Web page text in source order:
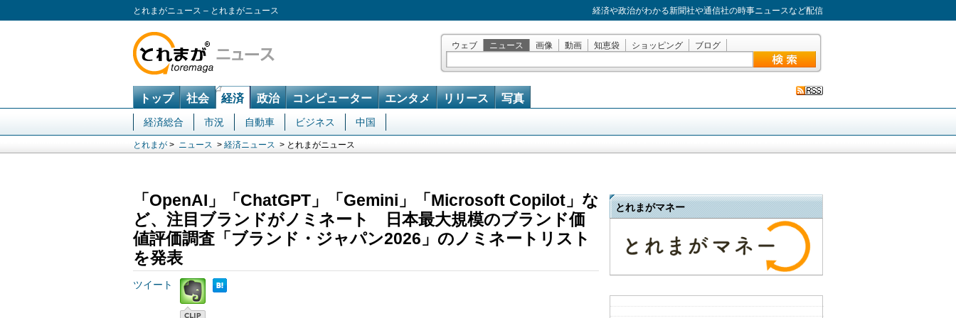
とれまがニュース – とれまがニュース 経済や政治がわかる新聞社や通信社の時事ニュースなど配信
ウェブ ニュース 画像 動画 知恵袋 ショッピング ブログ
トップ 社会 経済 政治 コンピューター エンタメ リリース 写真
経済総合 市況 自動車 ビジネス 中国
とれまが > ニュース > 経済ニュース > とれまがニュース
「OpenAI」「ChatGPT」「Gemini」「Microsoft Copilot」な
ど、注目ブランドがノミネート 日本最大規模のブランド価
値評価調査「ブランド・ジャパン2026」のノミネートリスト
を発表
ツイート
とれまがマネー